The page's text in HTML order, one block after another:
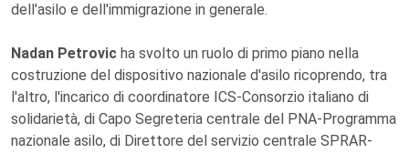
dell'asilo e dell'immigrazione in generale.
Nadan Petrovic ha svolto un ruolo di primo piano nella
costruzione del dispositivo nazionale d'asilo ricoprendo, tra
l'altro, l'incarico di coordinatore ICS-Consorzio italiano di
solidarietà, di Capo Segreteria centrale del PNA-Programma
nazionale asilo, di Direttore del servizio centrale SPRAR-